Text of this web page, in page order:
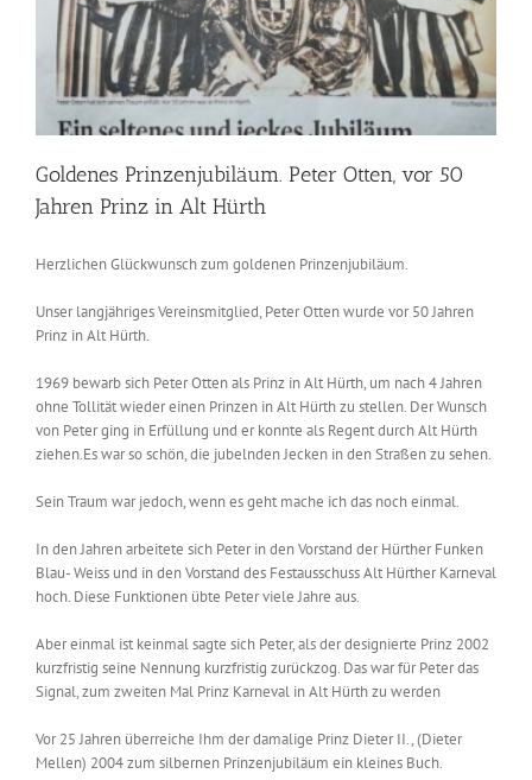
Goldenes Prinzenjubiläum. Peter Otten, vor 50
Jahren Prinz in Alt Hürth
Herzlichen Glückwunsch zum goldenen Prinzenjubiläum.
Unser langjähriges Vereinsmitglied, Peter Otten wurde vor 50 Jahren
Prinz in Alt Hürth.
1969 bewarb sich Peter Otten als Prinz in Alt Hürth, um nach 4 Jahren
ohne Tollität wieder einen Prinzen in Alt Hürth zu stellen. Der Wunsch
von Peter ging in Erfüllung und er konnte als Regent durch Alt Hürth
ziehen.Es war so schön, die jubelnden Jecken in den Straßen zu sehen.
Sein Traum war jedoch, wenn es geht mache ich das noch einmal.
In den Jahren arbeitete sich Peter in den Vorstand der Hürther Funken
Blau- Weiss und in den Vorstand des Festausschuss Alt Hürther Karneval
hoch. Diese Funktionen übte Peter viele Jahre aus.
Aber einmal ist keinmal sagte sich Peter, als der designierte Prinz 2002
kurzfristig seine Nennung kurzfristig zurückzog. Das war für Peter das
Signal, zum zweiten Mal Prinz Karneval in Alt Hürth zu werden
Vor 25 Jahren überreiche Ihm der damalige Prinz Dieter II., (Dieter
Mellen) 2004 zum silbernen Prinzenjubiläum ein kleines Buch.